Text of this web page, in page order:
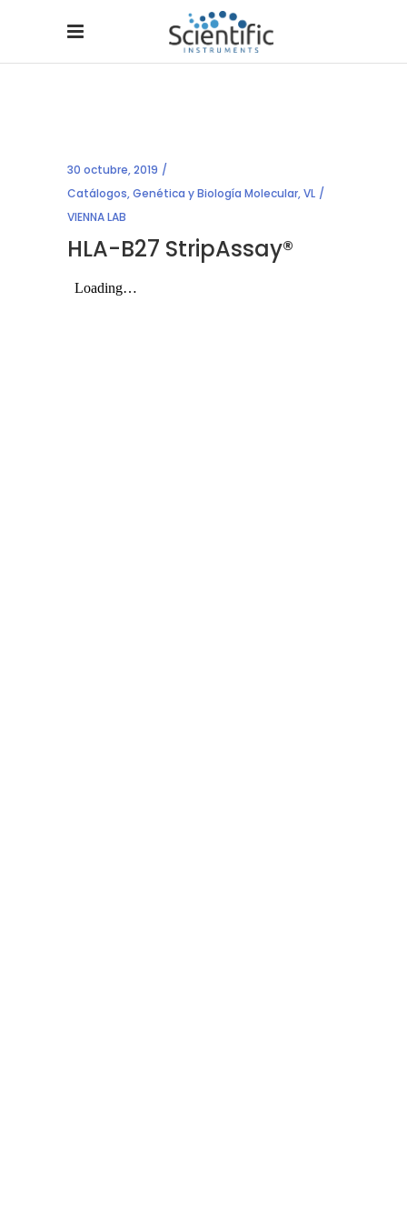
30 octubre, 2019
Catálogos,Genética y Biología Molecular,VL
VIENNA LAB
HLA-B27 StripAssay®